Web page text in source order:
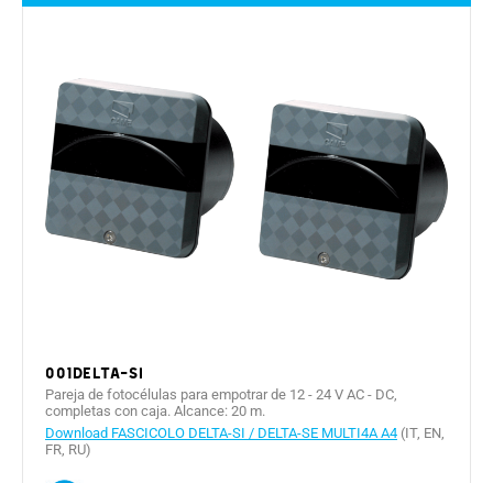
001DELTA-SI
Pareja de fotocélulas para empotrar de 12 - 24 V AC - DC,
completas con caja. Alcance: 20 m.
Download FASCICOLO DELTA-SI / DELTA-SE MULTI4A A4 (IT, EN,
FR, RU)